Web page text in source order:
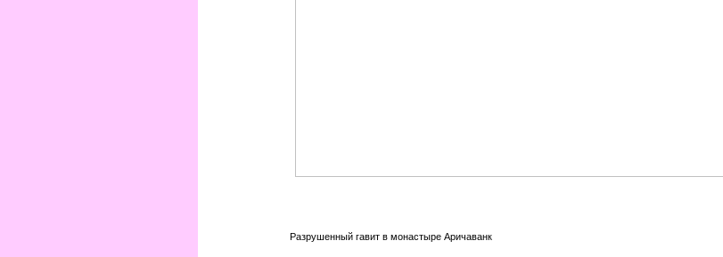
Разрушенный гавит в монастыре Аричаванк